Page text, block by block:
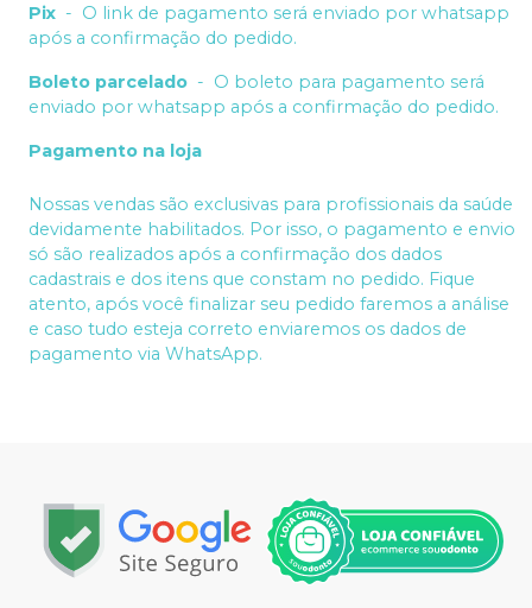
Pix - O link de pagamento será enviado por whatsapp
após a confirmação do pedido.
Boleto parcelado - O boleto para pagamento será
enviado por whatsapp após a confirmação do pedido.
Pagamento na loja
Nossas vendas são exclusivas para profissionais da saúde
devidamente habilitados. Por isso, o pagamento e envio
só são realizados após a confirmação dos dados
cadastrais e dos itens que constam no pedido. Fique
atento, após você finalizar seu pedido faremos a análise
e caso tudo esteja correto enviaremos os dados de
pagamento via WhatsApp.